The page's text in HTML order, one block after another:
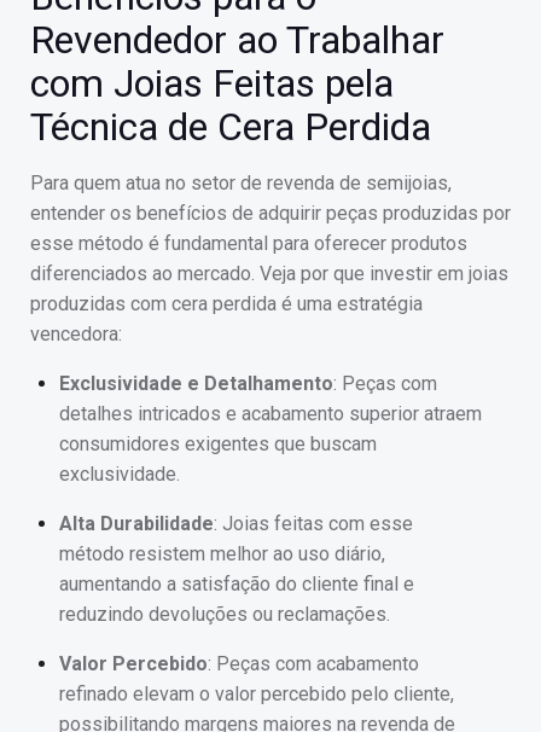
Revendedor ao Trabalhar
com Joias Feitas pela
Técnica de Cera Perdida
Para quem atua no setor de revenda de semijoias,
entender os benefícios de adquirir peças produzidas por
esse método é fundamental para oferecer produtos
diferenciados ao mercado. Veja por que investir em joias
produzidas com cera perdida é uma estratégia
vencedora:
Exclusividade e Detalhamento: Peças com
detalhes intricados e acabamento superior atraem
consumidores exigentes que buscam
exclusividade.
Alta Durabilidade: Joias feitas com esse
método resistem melhor ao uso diário,
aumentando a satisfação do cliente final e
reduzindo devoluções ou reclamações.
Valor Percebido: Peças com acabamento
refinado elevam o valor percebido pelo cliente,
possibilitando margens maiores na revenda de